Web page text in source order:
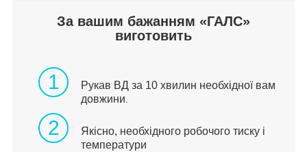
За вашим бажанням «ГАЛС»
виготовить
1
Рукав ВД за 10 хвилин необхідної вам
довжини.
2
Якісно, необхідного робочого тиску і
температури